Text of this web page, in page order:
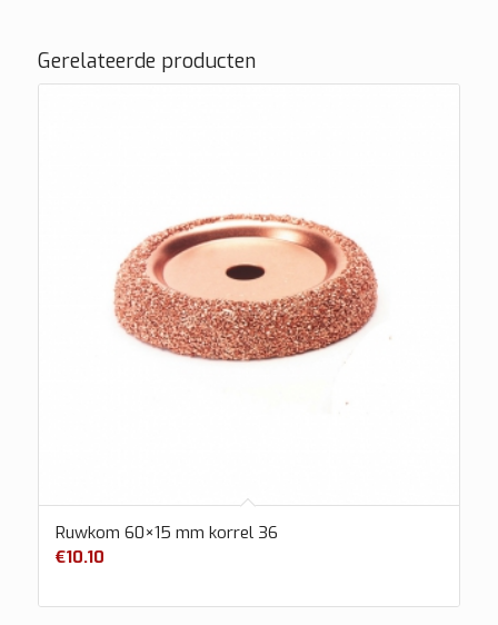
Gerelateerde producten
Ruwkom 60×15 mm korrel 36
€10.10